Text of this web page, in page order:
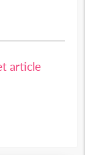
article